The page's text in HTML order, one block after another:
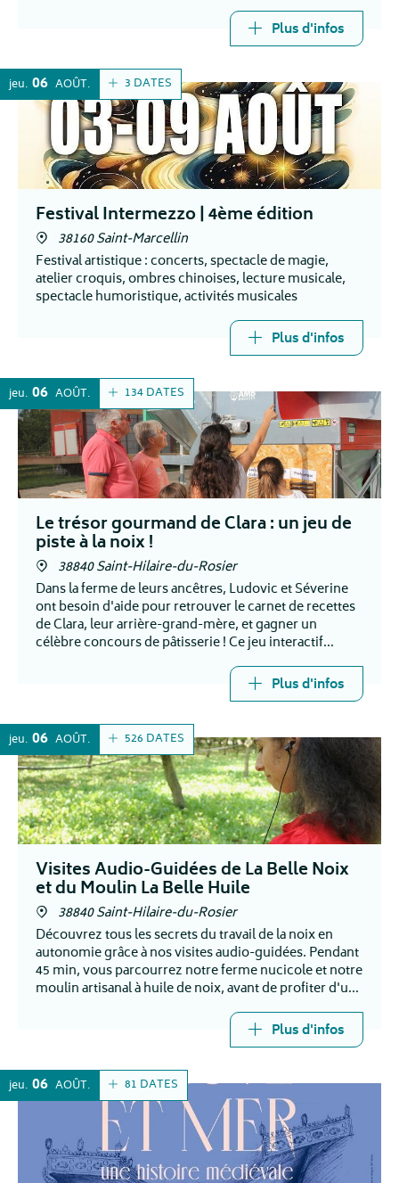
Plus d'infos
3 DATES
jeu. 06 AOÛT
Festival Intermezzo | 4ème édition
38160 Saint-Marcellin
Festival artistique : concerts, spectacle de magie,
atelier croquis, ombres chinoises, lecture musicale,
spectacle humoristique, activités musicales
Plus d'infos
134 DATES
jeu. 06 AOÛT
Le trésor gourmand de Clara : un jeu de
piste à la noix !
38840 Saint-Hilaire-du-Rosier
Dans la ferme de leurs ancêtres, Ludovic et Séverine
ont besoin d'aide pour retrouver le carnet de recettes
de Clara, leur arrière-grand-mère, et gagner un
célèbre concours de pâtisserie ! Ce jeu interactif
emmène les participants dans une aventure d'1h30
Plus d'infos
526 DATES
jeu. 06 AOÛT
Visites Audio-Guidées de La Belle Noix
et du Moulin La Belle Huile
38840 Saint-Hilaire-du-Rosier
Découvrez tous les secrets du travail de la noix en
autonomie grâce à nos visites audio-guidées. Pendant
45 min, vous parcourrez notre ferme nucicole et notre
moulin artisanal à huile de noix, avant de profiter d'une
Plus d'infos
81 DATES
jeu. 06 AOÛT